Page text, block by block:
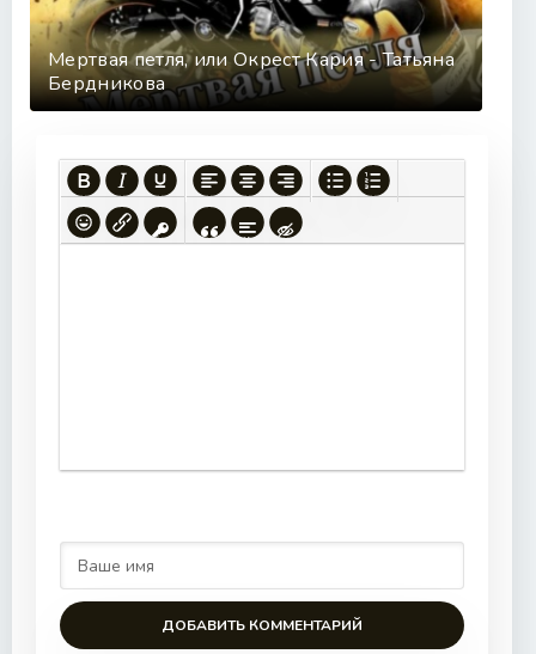
Мертвая петля, или Окрест Кария - Татьяна
Бердникова
ДОБАВИТЬ КОММЕНТАРИЙ